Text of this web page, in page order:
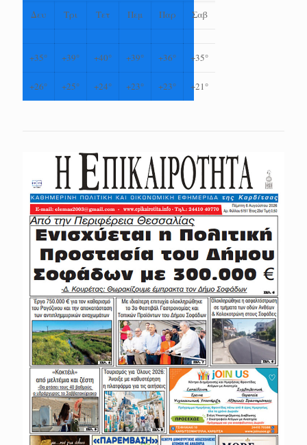
Δευ
Τρι Τετ Πεμ Παρ Σαβ
+35° +39° +40° +39° +36° +35°
+26° +25° +24° +23° +23° +21°